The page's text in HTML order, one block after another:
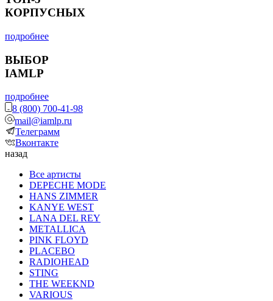
КОРПУСНЫХ
подробнее
ВЫБОР
IAMLP
подробнее
8 (800) 700-41-98
mail@iamlp.ru
Телеграмм
Вконтакте
назад
Все артисты
DEPECHE MODE
HANS ZIMMER
KANYE WEST
LANA DEL REY
METALLICA
PINK FLOYD
PLACEBO
RADIOHEAD
STING
THE WEEKND
VARIOUS